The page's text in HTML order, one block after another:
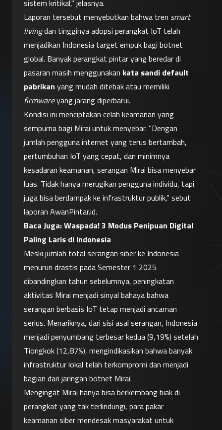
sistem kritikal," jelasnya.
Laporan tersebut menyebutkan bahwa tren smart
living dan tingginya adopsi perangkat IoT telah
menjadikan Indonesia target empuk bagi botnet
global. Banyak perangkat pintar yang beredar di
pasaran masih menggunakan kata sandi default
pabrikan
firmware yang jarang diperbarui.
Kondisi ini menciptakan celah keamanan yang
sempurna bagi Mirai untuk menyebar. "Dengan
jumlah pengguna internet yang terus bertambah,
pertumbuhan IoT yang cepat, dan minimnya
kesadaran keamanan, serangan Mirai bisa menyebar
luas. Tidak hanya merugikan pengguna individu, tapi
juga bisa berdampak ke infrastruktur publik," sebut
laporan AwanPintar.id.
Baca Juga: Waspada! 3 Modus Penipuan Digital
Paling Laris di Indonesia
Meski jumlah total serangan siber ke Indonesia
menurun drastis pada Semester 1 2025
dibandingkan tahun sebelumnya, peningkatan
aktivitas Mirai menjadi sinyal bahaya bahwa
serangan berbasis IoT tetap menjadi ancaman
serius. Menariknya, dari sisi asal serangan, Indonesia
menjadi penyumbang terbesar kedua (9,19%) setelah
Tiongkok (12,87%), mengindikasikan bahwa banyak
infrastruktur lokal telah terkompromi dan menjadi
bagian dari jaringan botnet Mirai.
Mengingat Mirai hanya bisa berkembang biak di
perangkat yang tak terlindungi, para pakar
keamanan siber mendesak masyarakat untuk